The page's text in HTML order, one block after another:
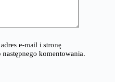
e-mail i stronę
komentowania.